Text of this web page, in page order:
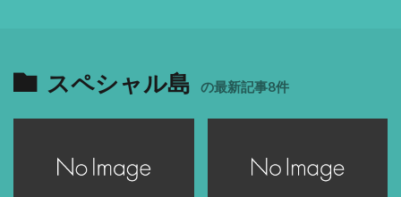
スペシャル島 の最新記事8件